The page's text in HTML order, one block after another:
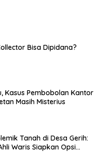
Bisa Dipidana?
Kasus Pembobolan Kantor
Masih Misterius
Tanah di Desa Gerih:
Waris Siapkan Opsi